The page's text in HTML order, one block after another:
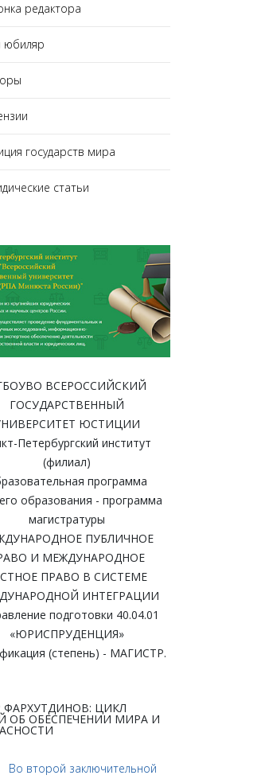
редактора
государств мира
статьи
ВСЕРОССИЙСКИЙ
ГОСУДАРСТВЕННЫЙ
ЮСТИЦИИ
Петербургский институт
(филиал)
программа
образования - программа
магистратуры
ПУБЛИЧНОЕ
И МЕЖДУНАРОДНОЕ
ПРАВО В СИСТЕМЕ
ИНТЕГРАЦИИ
подготовки 40.04.01
«ЮРИСПРУДЕНЦИЯ»
(степень) - МАГИСТР.
ФАРХУТДИНОВ: ЦИКЛ
ОБ ОБЕСПЕЧЕНИИ МИРА И